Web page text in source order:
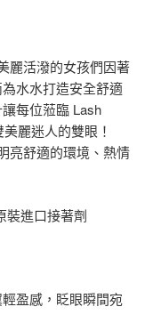
麗活潑的女孩們因著
水水打造安全舒適
每位蒞臨 Lash
麗迷人的雙眼！
亮舒適的環境、熱情
裝進口接著劑
盈感，眨眼瞬間宛